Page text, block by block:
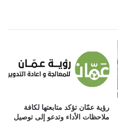
رؤية عمّان تؤكد متابعتها لكافة
ملاحظات الأداء وتدعو إلى توصيل